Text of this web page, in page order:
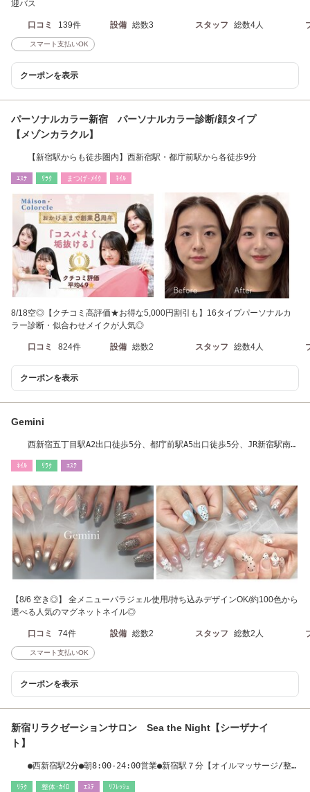
迎バス
口コミ 139件 設備 総数3 スタッフ 総数4人
スマート支払いOK
クーポンを表示
パーソナルカラー新宿 パーソナルカラー診断/顔タイプ
【メゾンカラクル】
【新宿駅からも徒歩圏内】西新宿駅・都庁前駅から各徒歩9分
ｴｽﾃ ﾘﾗｸ まつげ･ﾒｲｸ ﾈｲﾙ
8/18空◎【クチコミ高評価★お得な5,000円割引も】16タイプパーソナルカ
ラー診断・似合わせメイクが人気◎
口コミ 824件 設備 総数2 スタッフ 総数4人
クーポンを表示
Gemini
西新宿五丁目駅A2出口徒歩5分、都庁前駅A5出口徒歩5分、JR新宿駅南口
ﾈｲﾙ ﾘﾗｸ ｴｽﾃ
【8/6 空き◎】 全メニューパラジェル使用/持ち込みデザインOK/約100色から
選べる人気のマグネットネイル◎
口コミ 74件 設備 総数2 スタッフ 総数2人
スマート支払いOK
クーポンを表示
新宿リラクゼーションサロン Sea the Night【シーザナイ
ト】
●西新宿駅2分●朝8:00-24:00営業●新宿駅７分【オイルマッサージ/整
ﾘﾗｸ 整体･ｶｲﾛ ｴｽﾃ ﾘﾌﾚｯｼｭ